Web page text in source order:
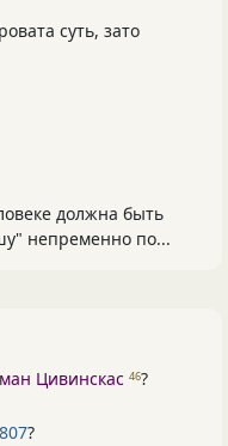
суть, зато
должна быть
непременно по...
Цивинскас 46?
?